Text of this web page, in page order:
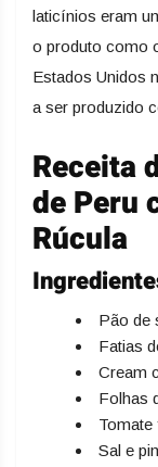
laticínios eram
o produto como
Estados Unidos
a ser produzido
Receita
de Peru
Rúcula
Pão de
Fatias
Cream
Folhas
Tomate
Sal e